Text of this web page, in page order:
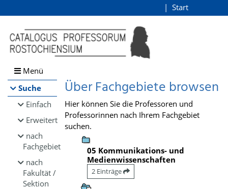
Browsen
direkt zum Inhalt
Start
Menü
Suche
Einfach
Erweitert
nach
Fachgebiet
nach
Fakultät /
Sektion
Über Fachgebiete browsen
Hier können Sie die Professoren und
Professorinnen nach Ihrem Fachgebiet
suchen.
05 Kommunikations- und
Medienwissenschaften
2 Einträge